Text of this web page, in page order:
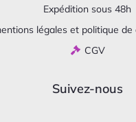
Expédition sous 48h
légales et politique
CGV
Suivez-nous